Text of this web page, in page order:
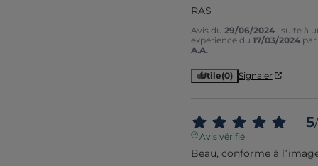
RAS
Avis du 29/06/2024
, suite à
expérience du 17/03/2024 par
A.A.
Utile(0) Signaler
5/
Avis vérifié
Beau, conforme à